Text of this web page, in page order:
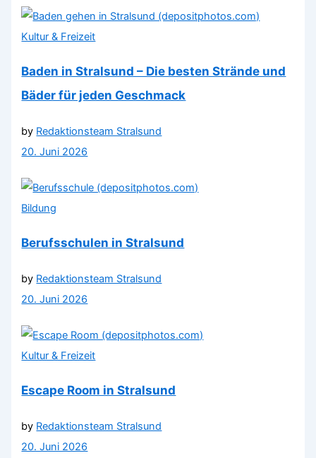
Kultur & Freizeit
Baden in Stralsund – Die besten Strände und
Bäder für jeden Geschmack
by Redaktionsteam Stralsund
20. Juni 2026
Bildung
Berufsschulen in Stralsund
by Redaktionsteam Stralsund
20. Juni 2026
Kultur & Freizeit
Escape Room in Stralsund
by Redaktionsteam Stralsund
20. Juni 2026